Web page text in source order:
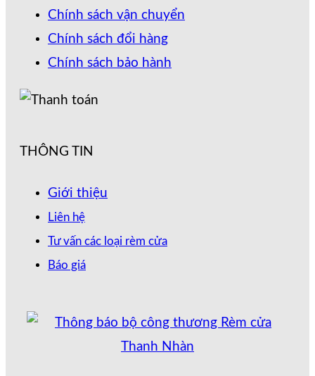
Chính sách vận chuyển
Chính sách đổi hàng
Chính sách bảo hành
THÔNG TIN
Giới thiệu
Liên hệ
Tư vấn các loại rèm cửa
Báo giá